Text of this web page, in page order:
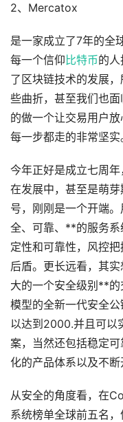
2、Mercatox
是一家成立了7年的全
每一个信仰 比特币的
了区块链技术的发展
些曲折，甚至我们也
的做一个让交易用户
每一步都走的非常坚实
今年正好是成立七周
在发展中，甚至是萌
号，刚刚是一个开端
全、可靠、**的服务
定性和可靠性，风控
后盾。更长远看，其
大的一个安全级别**
模型的全新一代安全
以达到2000.并且可以
案，当然还包括稳定
化的产品体系以及不断
从安全的角度看，在
系统榜单全球前五名